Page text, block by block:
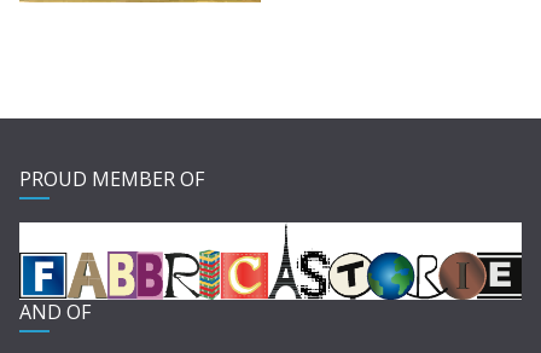
PROUD MEMBER OF
AND OF